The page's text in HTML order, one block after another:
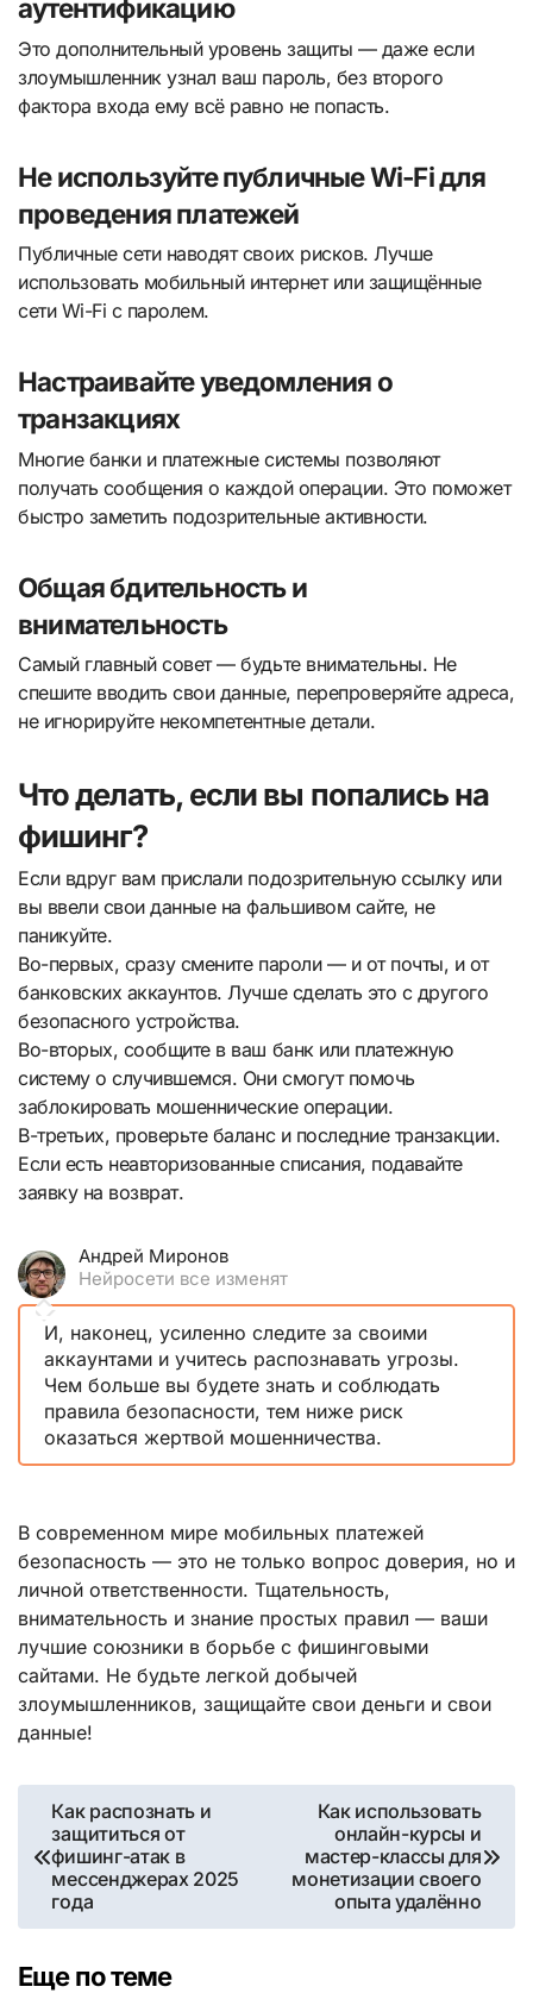
аутентификацию
Это дополнительный уровень защиты — даже если
злоумышленник узнал ваш пароль, без второго
фактора входа ему всё равно не попасть.
Не используйте публичные Wi-Fi для
проведения платежей
Публичные сети наводят своих рисков. Лучше
использовать мобильный интернет или защищённые
сети Wi-Fi с паролем.
Настраивайте уведомления о
транзакциях
Многие банки и платежные системы позволяют
получать сообщения о каждой операции. Это поможет
быстро заметить подозрительные активности.
Общая бдительность и
внимательность
Самый главный совет — будьте внимательны. Не
спешите вводить свои данные, перепроверяйте адреса,
не игнорируйте некомпетентные детали.
Что делать, если вы попались на
фишинг?
Если вдруг вам прислали подозрительную ссылку или
вы ввели свои данные на фальшивом сайте, не
паникуйте.
Во-первых, сразу смените пароли — и от почты, и от
банковских аккаунтов. Лучше сделать это с другого
безопасного устройства.
Во-вторых, сообщите в ваш банк или платежную
систему о случившемся. Они смогут помочь
заблокировать мошеннические операции.
В-третьих, проверьте баланс и последние транзакции.
Если есть неавторизованные списания, подавайте
заявку на возврат.
Андрей Миронов
Нейросети все изменят
И, наконец, усиленно следите за своими
аккаунтами и учитесь распознавать угрозы.
Чем больше вы будете знать и соблюдать
правила безопасности, тем ниже риск
оказаться жертвой мошенничества.
В современном мире мобильных платежей
безопасность — это не только вопрос доверия, но и
личной ответственности. Тщательность,
внимательность и знание простых правил — ваши
лучшие союзники в борьбе с фишинговыми
сайтами. Не будьте легкой добычей
злоумышленников, защищайте свои деньги и свои
данные!
Навигация
по
записям
Как распознать и
защититься от
фишинг-атак в
мессенджерах 2025
года
Как использовать
онлайн-курсы и
мастер-классы для
монетизации своего
опыта удалённо
Еще по теме